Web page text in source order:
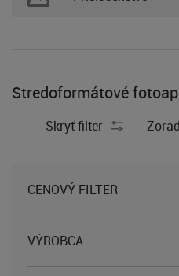
Stredoformátové
Skryť filter
CENOVÝ FILTER
VÝROBCA